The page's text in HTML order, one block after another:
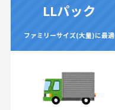
LLパック
ファミリーサイズ(大量)に最適